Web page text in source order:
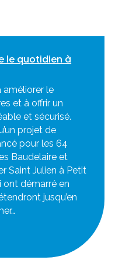
le quotidien à
améliorer le
et à offrir un
et sécurisé.
projet de
pour les 64
Baudelaire et
Saint Julien à Petit
ont démarré en
jusqu’en